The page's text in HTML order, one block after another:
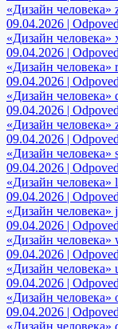
«Дизайн человека»
09.04.2026 |
«Дизайн человека»
09.04.2026 |
«Дизайн человека»
09.04.2026 |
«Дизайн человека»
09.04.2026 |
«Дизайн человека»
09.04.2026 |
«Дизайн человека»
09.04.2026 |
«Дизайн человека»
09.04.2026 |
«Дизайн человека»
09.04.2026 |
«Дизайн человека»
09.04.2026 |
«Дизайн человека»
09.04.2026 |
«Дизайн человека»
09.04.2026 |